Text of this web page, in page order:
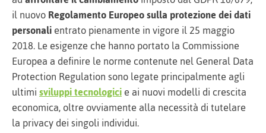
il nuovoRegolamento Europeo sulla protezione dei dati
personalientrato pienamente in vigore il 25 maggio
2018. Le esigenze che hanno portato la Commissione
Europea a definire le norme contenute nel General Data
Protection Regulation sono legate principalmente agli
ultimisviluppi tecnologicie ai nuovi modelli di crescita
economica, oltre ovviamente alla necessità di tutelare
la privacy dei singoli individui.